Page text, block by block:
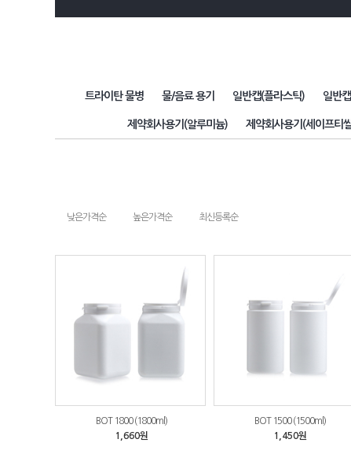
트라이탄 물병 물/음료 용기 일반캡(플라스틱) 일반
제약회사용기(알루미늄) 제약회사용기(세이프티
낮은가격순 높은가격순 최신등록순
BOT 1800 (1800ml)
1,660원
BOT 1500 (1500ml)
1,450원